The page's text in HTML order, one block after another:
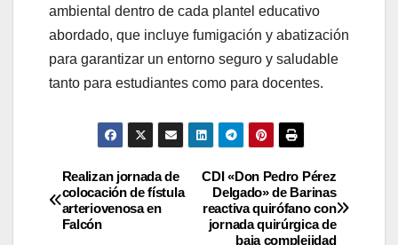
ambiental dentro de cada plantel educativo
abordado, que incluye fumigación y abatización
para garantizar un entorno seguro y saludable
tanto para estudiantes como para docentes.
CDI «Don Pedro Pérez
Delgado» de Barinas
reactiva quirófano con
jornada quirúrgica de
baja complejidad
Realizan jornada de
colocación de fístula
arteriovenosa en
Falcón